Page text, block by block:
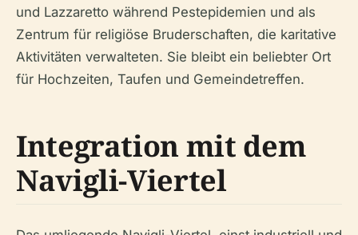
und Lazzaretto während Pestepidemien und als
Zentrum für religiöse Bruderschaften, die karitative
Aktivitäten verwalteten. Sie bleibt ein beliebter Ort
für Hochzeiten, Taufen und Gemeindetreffen.
Integration mit dem
Navigli-Viertel